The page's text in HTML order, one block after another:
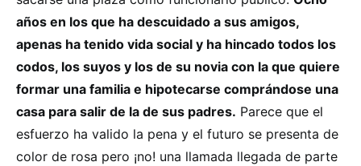
años en los que ha descuidado a sus amigos,
apenas ha tenido vida social y ha hincado todos los
codos, los suyos y los de su novia con la que quiere
formar una familia e hipotecarse comprándose una
casa para salir de la de sus padres. Parece que el
esfuerzo ha valido la pena y el futuro se presenta de
color de rosa pero ¡no! una llamada llegada de parte